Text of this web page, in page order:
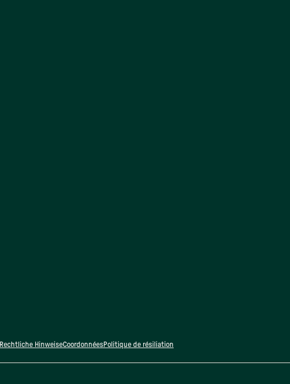
Rechtliche HinweiseCoordonnéesPolitique de résiliation